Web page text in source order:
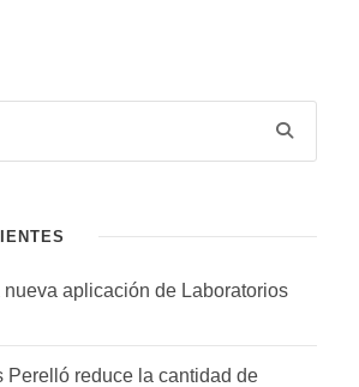
nueva aplicación de Laboratorios
Perelló reduce la cantidad de